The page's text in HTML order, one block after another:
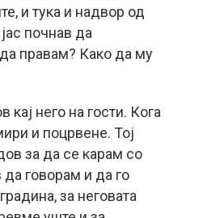
и тука и надвор од
почнав да
правам? Како да му
кај него на гости. Кога
и поцрвене. Тој
за да се карам со
да говорам и да го
за неговата